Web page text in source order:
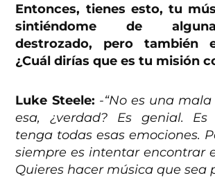
Entonces, tienes esto, tu
sintiéndome de
destrozado, pero también
¿Cuál dirías que es tu misión
Luke Steele: -“No es una
esa, ¿verdad? Es genial. Es
tenga todas esas emociones.
siempre es intentar encontrar
Quieres hacer música que sea